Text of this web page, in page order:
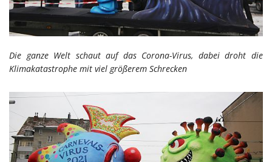
Die ganze Welt schaut auf das Corona-Virus, dabei droht die
Klimakatastrophe mit viel größerem Schrecken